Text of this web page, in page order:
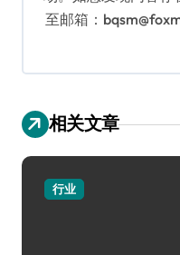
至邮箱：
相关文章
行业